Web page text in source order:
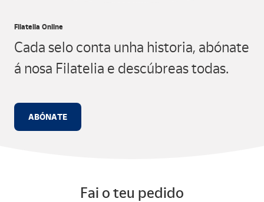
Filatelia Online
Cada selo conta unha historia, abónate
á nosa Filatelia e descúbreas todas.
ABÓNATE
Fai o teu pedido